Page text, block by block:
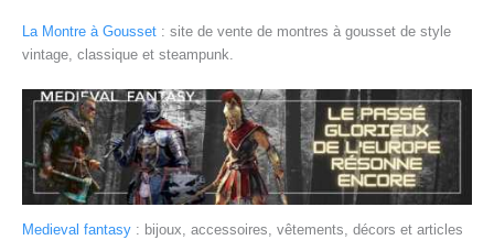
La Montre à Gousset : site de vente de montres à gousset de style
vintage, classique et steampunk.
Medieval fantasy : bijoux, accessoires, vêtements, décors et articles